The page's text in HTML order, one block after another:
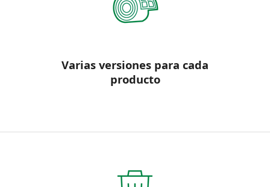
Varias versiones para cada
producto